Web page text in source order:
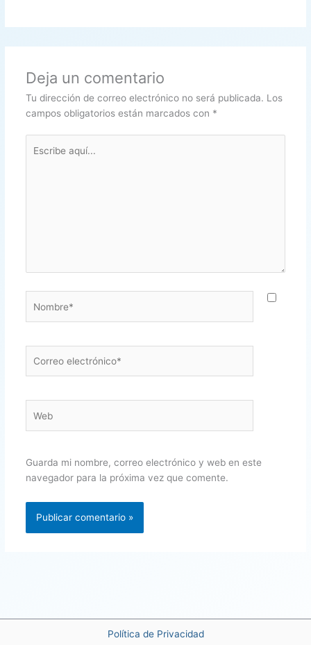
Deja un comentario
Tu dirección de correo electrónico no será publicada. Los
campos obligatorios están marcados con *
aquí...
electrónico*
Guarda mi nombre, correo electrónico y web en este
navegador para la próxima vez que comente.
Política de Privacidad